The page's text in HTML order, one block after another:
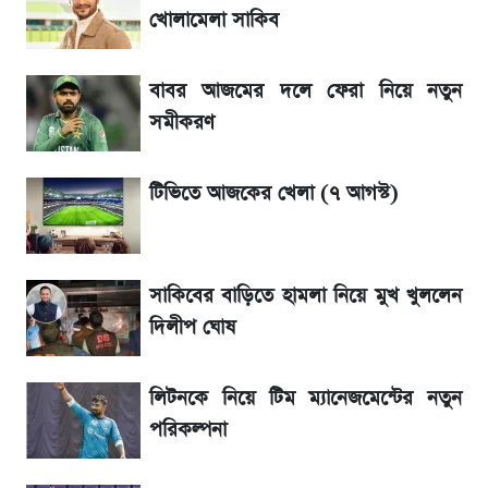
তাপমাত্রা নিয়ে নতুন পূর্বাভাস দিল আবহাওয়া অফিস
১৮০ দিনের মূল্যায়ন শেষে মন্ত্রিসভায় পরিবর্তন
রবির বড় সাফল্য! আয় কম বাড়লেও রেকর্ড মুনাফা ও
গ্রাহক বৃদ্ধি
পুরোনোটি ২৪ বছর ধরে নিষ্ক্রিয়
টিভিতে আজকের খেলা (৭ আগস্ট)
SSC Result 2026: যে ৩ উপায়ে জানা যাবে
ফল
খোলামেলা সাকিব
বাবর আজমের দলে ফেরা নিয়ে নতুন
সমীকরণ
টিভিতে আজকের খেলা (৭ আগস্ট)
সাকিবের বাড়িতে হামলা নিয়ে মুখ খুললেন
দিলীপ ঘোষ
লিটনকে নিয়ে টিম ম্যানেজমেন্টের নতুন
পরিকল্পনা